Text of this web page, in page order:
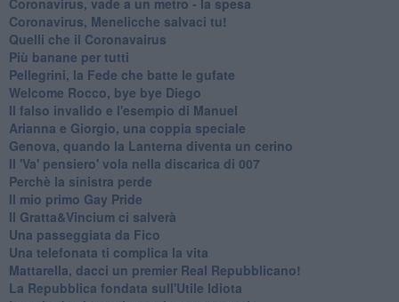
Coronavirus, Menelicche salvaci tu!
Quelli che il Coronavairus
Più banane per tutti
Pellegrini, la Fede che batte le gufate
Welcome Rocco, bye bye Diego
Il falso invalido e l'esempio di Manuel
Arianna e Giorgio, una coppia speciale
Genova, quando la Lanterna diventa un cerino
Il 'Va' pensiero' vola nella discarica di 007
Perchè la sinistra perde
Il mio primo Gay Pride
Il Gratta&Vincium ci salverà
Una passeggiata da Fico
Una telefonata ti complica la vita
Mattarella, dacci un premier Real Repubblicano!
La Repubblica fondata sull'Utile Idiota